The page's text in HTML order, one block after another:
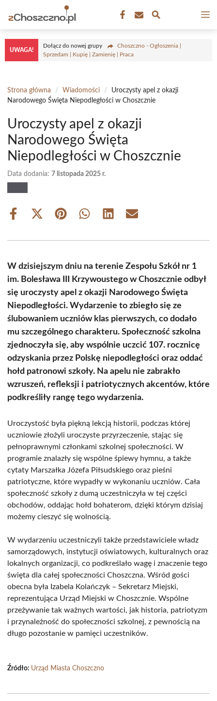
treści
UWAGA!
Dołącz do nowej grupy
Choszczno - Ogłoszenia |
Sprzedam | Kupię | Zamienię | Praca
Strona główna / Wiadomości /
Uroczysty apel z okazji
Narodowego Święta Niepodległości w Choszcznie
Uroczysty apel z okazji
Narodowego Święta
Niepodległości w Choszcznie
Data dodania: 7 listopada 2025 r.
Share
Share
(Twitter)
Share Share Share Share
W dzisiejszym dniu na terenie Zespołu Szkół nr 1
im. Bolesława III Krzywoustego w Choszcznie odbył
się uroczysty apel z okazji Narodowego Święta
Niepodległości. Wydarzenie to zbiegło się ze
ślubowaniem uczniów klas pierwszych, co dodało
mu szczególnego charakteru. Społeczność szkolna
zjednoczyła się, aby wspólnie uczcić 107. rocznicę
odzyskania przez Polskę niepodległości oraz oddać
hołd patronowi szkoły. Na apelu nie zabrakło
wzruszeń, refleksji i patriotycznych akcentów, które
podkreśliły rangę tego wydarzenia.
Uroczystość była piękną lekcją historii, podczas której
uczniowie złożyli uroczyste przyrzeczenie, stając się
pełnoprawnymi członkami szkolnej społeczności. W
programie znalazły się wspólne śpiewy hymnu, a także
cytaty Marszałka Józefa Piłsudskiego oraz pieśni
patriotyczne, które wypadły w wykonaniu uczniów. Cała
społeczność szkoły z dumą uczestniczyła w tej części
obchodów, oddając hołd bohaterom, dzięki którym dzisiaj
możemy cieszyć się wolnością.
W wydarzeniu uczestniczyli także przedstawiciele władz
samorządowych, instytucji oświatowych, kulturalnych oraz
lokalnych organizacji, co podkreślało wagę i znaczenie tego
święta dla całej społeczności Choszczna. Wśród gości
obecna była Izabela Kolańczyk – Sekretarz Miejski,
reprezentująca Urząd Miejski w Choszcznie. Wspólne
przeżywanie tak ważnych wartości, jak historia, patriotyzm
i przynależność do społeczności szkolnej, z pewnością na
długo pozostanie w pamięci uczestników.
Źródło: Urząd Miasta Choszczno